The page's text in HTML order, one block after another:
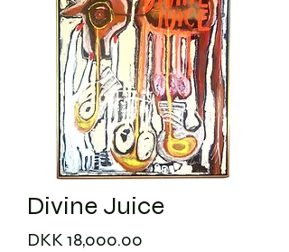
Divine Juice
DKK 18,000.00